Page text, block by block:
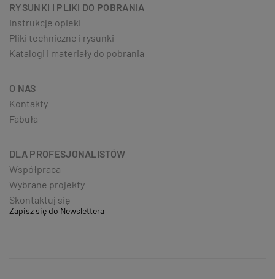
RYSUNKI I PLIKI DO POBRANIA
Instrukcje opieki
Pliki techniczne i rysunki
Katalogi i materiały do pobrania
O NAS
Kontakty
Fabuła
DLA PROFESJONALISTÓW
Współpraca
Wybrane projekty
Skontaktuj się
Zapisz się do Newslettera